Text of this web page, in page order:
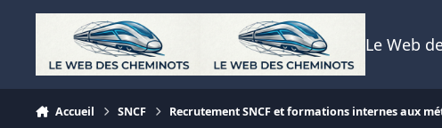
Aller au contenu
Le Web
Accueil SNCF Recrutement SNCF et formations internes aux